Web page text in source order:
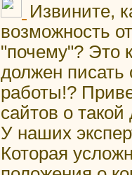
Извините,
возможность
"почему"? Это
должен писать
работы!?
сайтов о
У наших
Которая